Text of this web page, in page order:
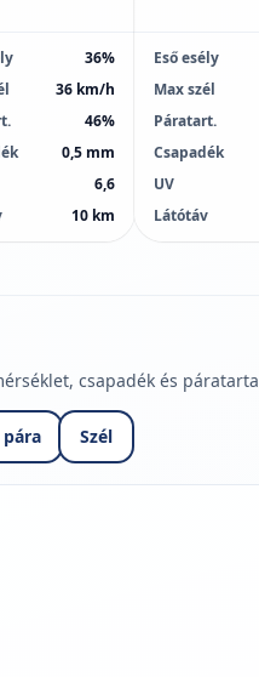
36%
36 km/h
46%
0,5 mm
6,6
10 km
Eső esély
Max szél
Páratart.
Csapadék
UV
Látótáv
csapadék és
pára Szél